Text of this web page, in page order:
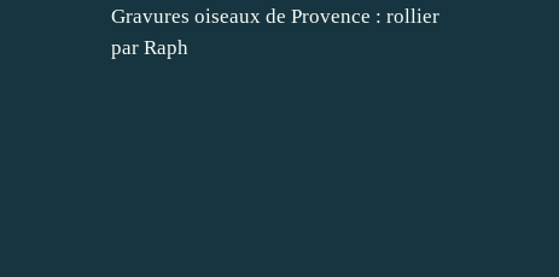
Gravures oiseaux de Provence : rollier
par Raph